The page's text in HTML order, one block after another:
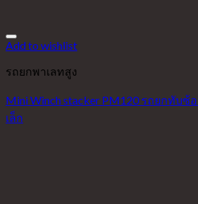
Add to wishlist
รถยกพาเลทสูง
Mini Winch stacker PM120 รถยกทับ
เล็ก